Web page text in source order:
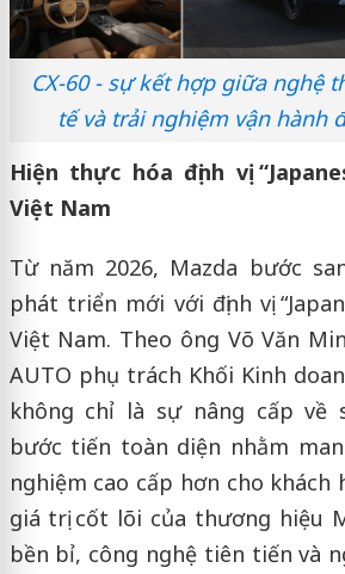
CX-60 - sự kết hợp giữa nghệ
tế và trải nghiệm vận hành
Hiện thực hóa định vị
Việt Nam
Từ năm 2026, Mazda bước
phát triển mới với định vị
Việt Nam. Theo ông Võ Văn
AUTO phụ trách Khối Kinh
không chỉ là sự nâng cấp về
bước tiến toàn diện nhằm
nghiệm cao cấp hơn cho khách
giá trị cốt lõi của thương hiệu
bền bỉ, công nghệ tiên tiến và